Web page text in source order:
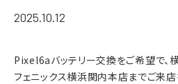
2025.10.12
Pixel6aバッテリー交換をご希望で、
フェニックス横浜関内本店までご来店